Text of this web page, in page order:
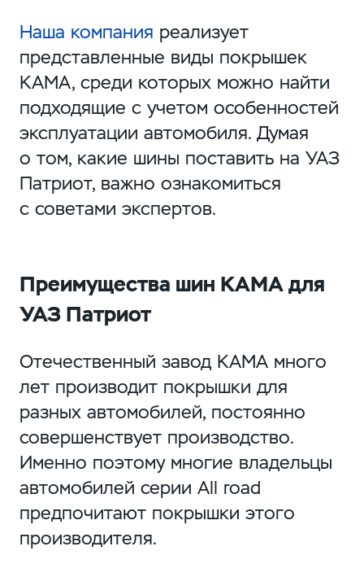
Наша компания реализует
представленные виды покрышек
КАМА, среди которых можно найти
подходящие с учетом особенностей
эксплуатации автомобиля. Думая
о том, какие шины поставить на УАЗ
Патриот, важно ознакомиться
с советами экспертов.
Преимущества шин КАМА для
УАЗ Патриот
Отечественный завод КАМА много
лет производит покрышки для
разных автомобилей, постоянно
совершенствует производство.
Именно поэтому многие владельцы
автомобилей серии All road
предпочитают покрышки этого
производителя.